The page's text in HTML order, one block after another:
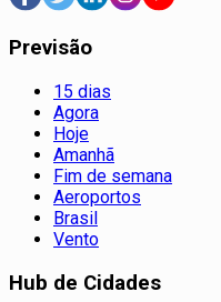
Previsão
15 dias
Agora
Hoje
Amanhã
Fim de semana
Aeroportos
Brasil
Vento
Hub de Cidades